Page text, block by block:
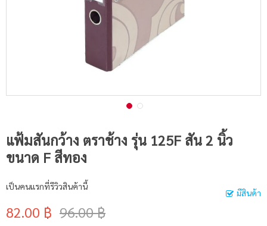
แฟ้มสันกว้าง ตราช้าง รุ่น 125F สัน 2 นิ้ว
ขนาด F สีทอง
มีสินค้า
เป็นคนแรกที่รีวิวสินค้านี้
82.00 ฿ 96.00 ฿